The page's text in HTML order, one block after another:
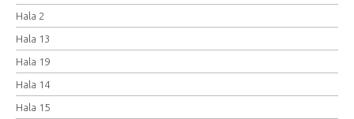
Hala 2
Hala 13
Hala 19
Hala 14
Hala 15